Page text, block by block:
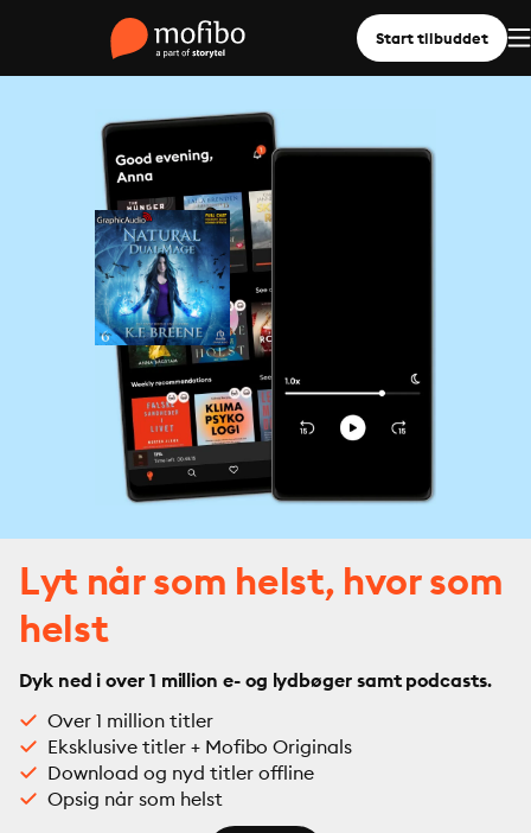
Start tilbuddet
Lyt når som helst, hvor som
helst
Dyk ned i over 1 million e- og lydbøger samt podcasts.
Over 1 million titler
Eksklusive titler + Mofibo Originals
Download og nyd titler offline
Opsig når som helst